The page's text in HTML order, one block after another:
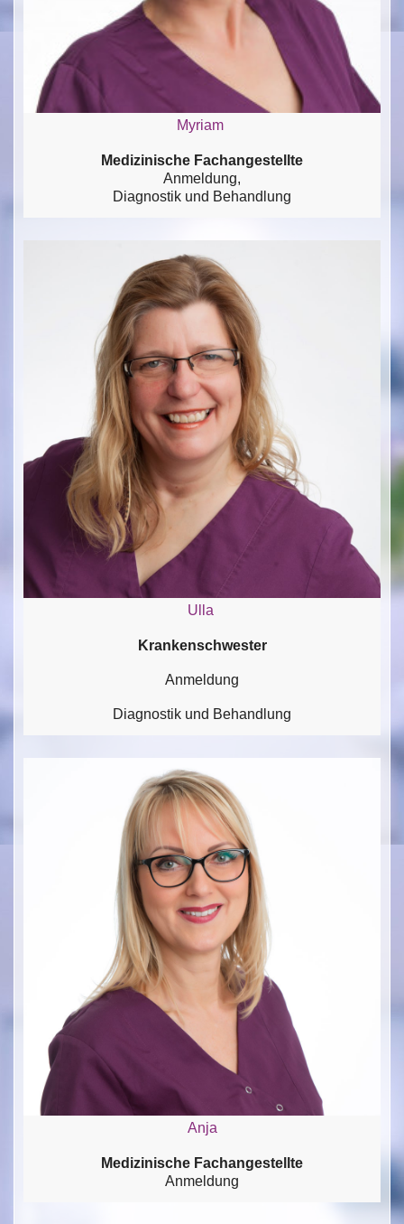
Myriam
Medizinische Fachangestellte
Anmeldung,
Diagnostik und Behandlung
Ulla
Krankenschwester
Anmeldung
Diagnostik und Behandlung
Anja
Medizinische Fachangestellte
Anmeldung